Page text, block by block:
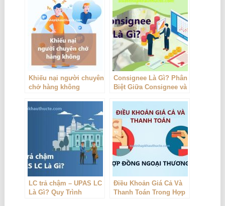
Khiếu nại người chuyên
chở hàng không
Consignee Là Gì? Phân
Biệt Giữa Consignee và
LC trả chậm – UPAS LC
Là Gì? Quy Trình
Điều Khoản Giá Cả Và
Thanh Toán Trong Hợp